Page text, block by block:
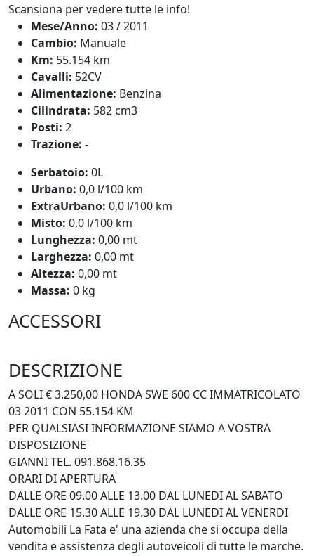
Scansiona per vedere tutte le info!
Mese/Anno: 03 / 2011
Cambio: Manuale
Km: 55.154 km
Cavalli: 52CV
Alimentazione: Benzina
Cilindrata: 582 cm3
Posti: 2
Trazione: -
Serbatoio: 0L
Urbano: 0,0 l/100 km
ExtraUrbano: 0,0 l/100 km
Misto: 0,0 l/100 km
Lunghezza: 0,00 mt
Larghezza: 0,00 mt
Altezza: 0,00 mt
Massa: 0 kg
ACCESSORI
DESCRIZIONE
A SOLI € 3.250,00 HONDA SWE 600 CC IMMATRICOLATO
03 2011 CON 55.154 KM
PER QUALSIASI INFORMAZIONE SIAMO A VOSTRA
DISPOSIZIONE
GIANNI TEL. 091.868.16.35
ORARI DI APERTURA
DALLE ORE 09.00 ALLE 13.00 DAL LUNEDI AL SABATO
DALLE ORE 15.30 ALLE 19.30 DAL LUNEDI AL VENERDI
Automobili La Fata e' una azienda che si occupa della
vendita e assistenza degli autoveicoli di tutte le marche.